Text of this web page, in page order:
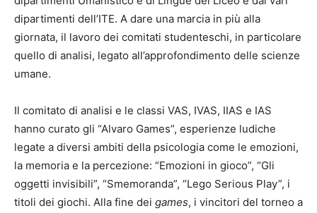
dipartimenti dell’ITE. A dare una marcia in più alla
giornata, il lavoro dei comitati studenteschi, in particolare
quello di analisi, legato all’approfondimento delle scienze
umane.
Il comitato di analisi e le classi VAS, IVAS, IIAS e IAS
hanno curato gli “Alvaro Games”, esperienze ludiche
legate a diversi ambiti della psicologia come le emozioni,
la memoria e la percezione: “Emozioni in gioco”, “Gli
oggetti invisibili”, “Smemoranda”, “Lego Serious Play”, i
titoli dei giochi. Alla fine dei games, i vincitori del torneo a